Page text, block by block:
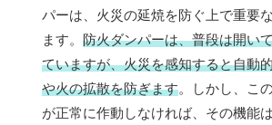
パーは、火災の延焼を防ぐ上で重要
ます。 防火ダンパーは、普段は開い
ていますが、火災を感知すると自動
や火の拡散を防ぎます。しかし、こ
が正常に作動しなければ、その機能